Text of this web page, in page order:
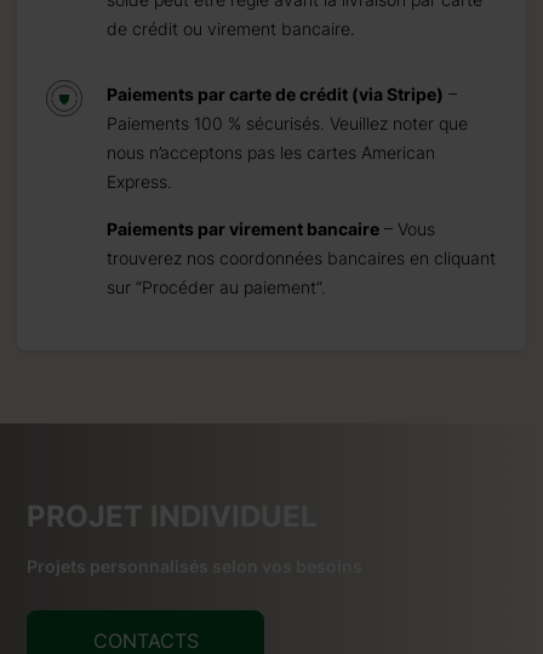
de crédit ou virement bancaire.
Paiements par carte de crédit (via Stripe) –
Paiements 100 % sécurisés. Veuillez noter que
nous n’acceptons pas les cartes American
Express.
Paiements par virement bancaire – Vous
trouverez nos coordonnées bancaires en cliquant
sur “Procéder au paiement”.
PROJET INDIVIDUEL
Projets personnalisés selon vos besoins
CONTACTS